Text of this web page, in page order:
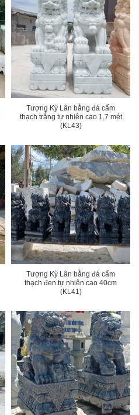
Tượng Kỳ Lân bằng đá cẩm
thạch trắng tự nhiên cao 1,7 mét
(KL43)
Tượng Kỳ Lân bằng đá cẩm
thạch đen tự nhiên cao 40cm
(KL41)